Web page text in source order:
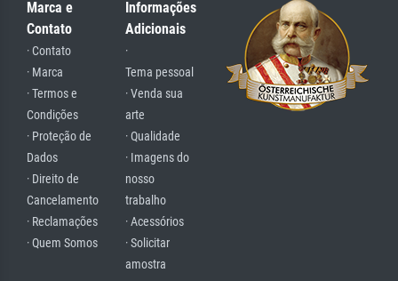
Marca e
Contato
· Contato
· Marca
· Termos e
Condições
· Proteção de
Dados
· Direito de
Cancelamento
· Reclamações
· Quem Somos
Informações
Adicionais
·
Tema pessoal
· Venda sua
arte
· Qualidade
· Imagens do
nosso
trabalho
· Acessórios
· Solicitar
amostra